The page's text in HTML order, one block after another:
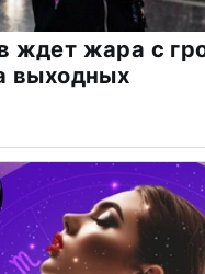
ждет жара с
выходных